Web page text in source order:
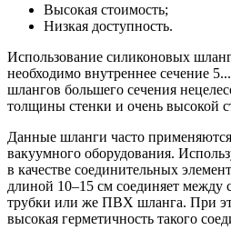
Высокая стоимость;
Низкая доступность.
Использование силиконовых
необходимо внутреннее сечение
шлангов большего сечения
толщины стенки и очень высокой
Данные шланги часто
вакуумного оборудования.
в качестве соединительных
длиной 10–15 см соединяет между
трубки или же ПВХ шланга. При
высокая герметичность такого